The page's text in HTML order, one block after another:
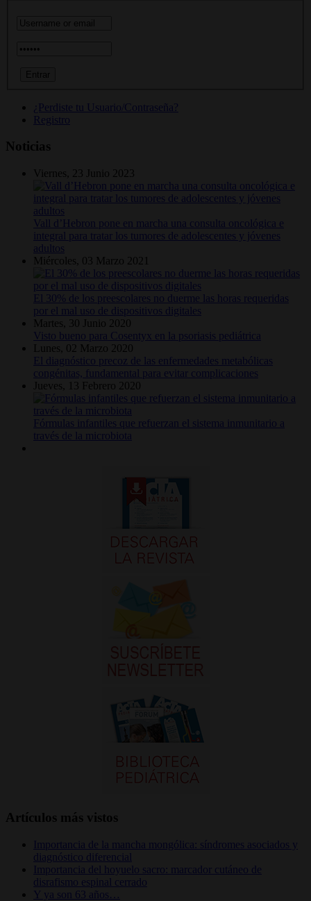
¿Perdiste tu Usuario/Contraseña?
Registro
Noticias
Viernes, 23 Junio 2023
Vall d’Hebron pone en marcha una consulta oncológica e
integral para tratar los tumores de adolescentes y jóvenes
adultos
Miércoles, 03 Marzo 2021
El 30% de los preescolares no duerme las horas requeridas
por el mal uso de dispositivos digitales
Martes, 30 Junio 2020
Visto bueno para Cosentyx en la psoriasis pediátrica
Lunes, 02 Marzo 2020
El diagnóstico precoz de las enfermedades metabólicas
congénitas, fundamental para evitar complicaciones
Jueves, 13 Febrero 2020
Fórmulas infantiles que refuerzan el sistema inmunitario a
través de la microbiota
Artículos más vistos
Importancia de la mancha mongólica: síndromes asociados y
diagnóstico diferencial
Importancia del hoyuelo sacro: marcador cutáneo de
disrafismo espinal cerrado
Y ya son 63 años…